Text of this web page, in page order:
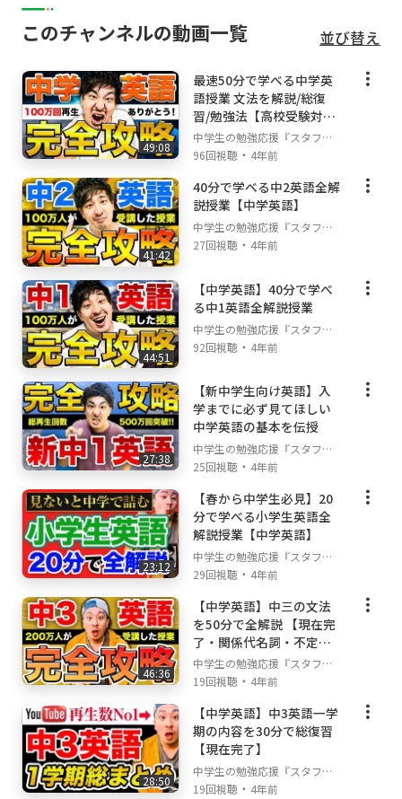
⬇︎ スタフリの公式LINE ⬇︎
◆━━━━━━━━━━━━━━━━━━━◆
:チェックマーク_緑: 特典１ 書籍『勉強は戦略
が全て』(全120ページ)
:チェックマーク_緑: 特典２ 限定動画『成績を
上げる三種の神器』(3本)
:チェックマーク_緑: 特典３ 塾以上の授業『授
業動画見放題』
:チェックマーク_緑: 特典４ 君の悩みを解決
『お悩みライブラリー』
:チェックマーク_緑: 特典５ スタフリの塾の
『勉強法セミナー参加権』
:チェックマーク_緑: 特典６ 見たい授業動画を
『AI検索』
【:プレゼント:無料LINE登録はコチラ:プレゼン
ト:】
https://liff.line.me/1656041351-qgLmx2VP/la
nding?follow=%40540hglre&lp=pCTLW9&liff
_id=1656041351-qgLmx2VP
【「アプリで開く」を押してください】
◆━━━━━━━━━━━━━━━━━━━◆
:王冠:塾業界日本一のYouTubeチャンネル:王
冠:
⬇︎ 紹介 ⬇︎
◆━━━━━━━━━━━━━━━━━━━◆
スタフリは全国の教育格差をなくすために立ち
上がったダイジュ先生と、その仲間たちによる
2020年4月に始まった教育系チャンネルです。
吉本芸人から市議会議員、累計出版数1300万部
の日本一の予備校講師が在籍しています。世界
一楽しい授業をモットーに５教科全ての単元の
授業動画が無料で見放題！正直、授業を受ける
だけなら塾いりません！(笑)
2020年4月チャンネル開設:火:
2020年12月10000人突破:火:
2021年9月に100000人突破:火:
今では塾が運営するYouTubeチャンネルで業界
このチャンネルの動画一覧 並び替え
49:08
最速50分で学べる中学英
語授業 文法を解説/総復
習/勉強法【高校受験対策
無料授業】
中学生の勉強応援『スタフ
リ』
96回視聴 ・ 4年前
41:42
40分で学べる中2英語全解
説授業【中学英語】
中学生の勉強応援『スタフ
リ』
27回視聴 ・ 4年前
44:51
【中学英語】40分で学べ
る中1英語全解説授業
中学生の勉強応援『スタフ
リ』
92回視聴 ・ 4年前
27:38
【新中学生向け英語】入
学までに必ず見てほしい
中学英語の基本を伝授
中学生の勉強応援『スタフ
リ』
25回視聴 ・ 4年前
23:12
【春から中学生必見】20
分で学べる小学生英語全
解説授業【中学英語】
中学生の勉強応援『スタフ
リ』
29回視聴 ・ 4年前
46:36
【中学英語】中三の文法
を50分で全解説 【現在完
了・関係代名詞・不定
詞・分詞】
中学生の勉強応援『スタフ
リ』
19回視聴 ・ 4年前
28:50
【中学英語】中3英語一学
期の内容を30分で総復習
【現在完了】
中学生の勉強応援『スタフ
リ』
19回視聴 ・ 4年前